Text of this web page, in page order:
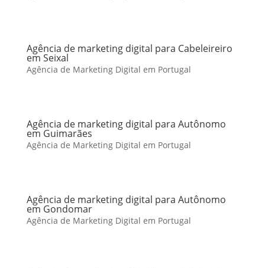
Agência de marketing digital para Cabeleireiro
em Seixal
Agência de Marketing Digital em Portugal
Agência de marketing digital para Autônomo
em Guimarães
Agência de Marketing Digital em Portugal
Agência de marketing digital para Autônomo
em Gondomar
Agência de Marketing Digital em Portugal